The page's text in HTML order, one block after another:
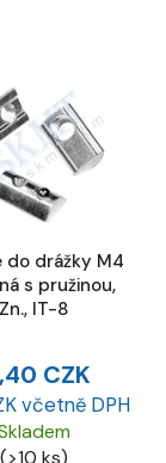
do drážky M4
s pružinou,
Zn., IT-8
CZK
včetně DPH